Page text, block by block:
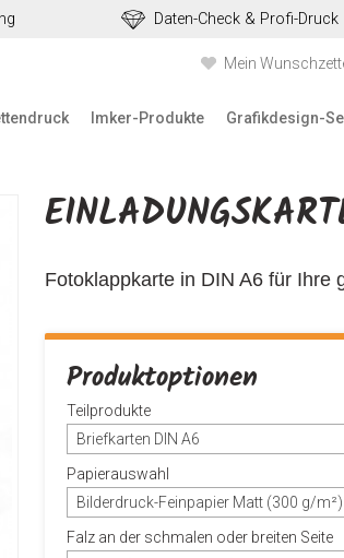
Daten-Check & Profi-Druck
Mein
Imker-Produkte Grafikdesign-
Fotoklappkarte in DIN A6 für Ihre
Produktoptionen
Teilprodukte
Briefkarten DIN A6
Papierauswahl
Bilderdruck-Feinpapier Matt (300 g/m²)
Falz an der schmalen oder breiten Seite